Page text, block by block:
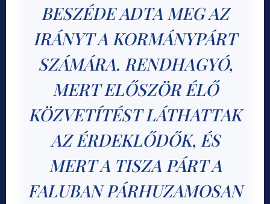
BESZÉDE ADTA MEG AZ
IRÁNYT A KORMÁNYPÁRT
SZÁMÁRA. RENDHAGYÓ,
MERT ELŐSZÖR ÉLŐ
KÖZVETÍTÉST LÁTHATTAK
AZ ÉRDEKLŐDŐK, ÉS
MERT A TISZA PÁRT A
FALUBAN PÁRHUZAMOSAN